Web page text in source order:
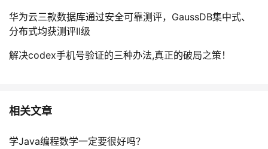
华为云三款数据库通过安全可靠测评，GaussDB集中式、
分布式均获测评II级
解决codex手机号验证的三种办法,真正的破局之策！
相关文章
学Java编程数学一定要很好吗？